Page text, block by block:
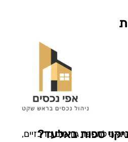
ספות באלעד?
למספר גורמים מרכזיים,